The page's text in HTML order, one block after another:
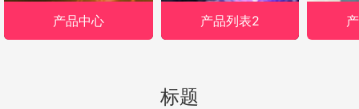
产品中心 产品列表2
标题